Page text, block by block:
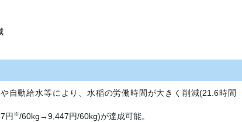
自動給水等により、水稲の労働時間が大きく削減(21.6時間
円 ※/60kg→9,447円/60kg)が達成可能。